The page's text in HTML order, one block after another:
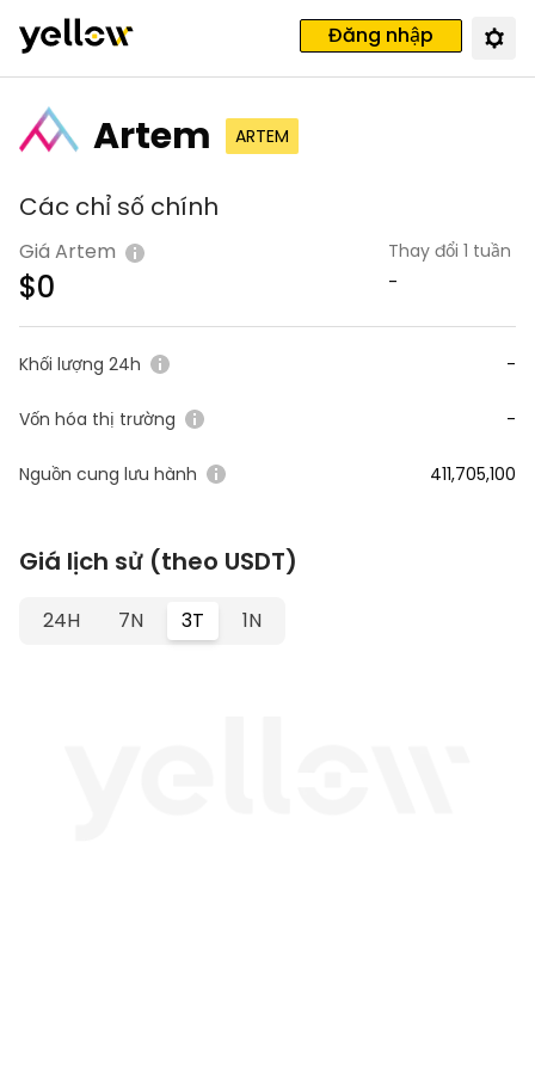
Đăng nhập
Artem ARTEM
Các chỉ số chính
Giá Artem
$0
Thay đổi 1 tuần
-
Khối lượng 24h -
Vốn hóa thị trường -
Nguồn cung lưu hành 411,705,100
Giá lịch sử (theo USDT)
24H 7N 3T 1N